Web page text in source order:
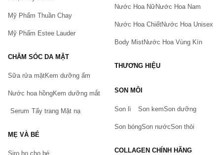
Bạn gặp vấn đề về sản phẩm hay mua hàng?
Hãy báo lỗi cho chúng tôi. Hoặc gọi cho chúng tôi qua số
Mỹ Phẩm Thuần Chay
Mỹ Phẩm Estee Lauder
CHĂM SÓC DA MẶT
Sữa rửa mặtKem dưỡng ẩm
Nước hoa hồngKem dưỡng mắt
Serum Tẩy trang Mặt nạ
MẸ VÀ BÉ
Siro ho cho bé
Nước Hoa NữNước Hoa Nam
Nước Hoa ChiếtNước Hoa Unisex
Body MistNước Hoa Vùng Kín
THƯƠNG HIỆU
SON MÔI
Son lì Son kemSon dưỡng
Son bóngSon nướcSon thỏi
COLLAGEN CHÍNH HÃNG